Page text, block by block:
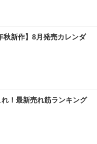
新作】8月発売カレンダ
！最新売れ筋ランキング